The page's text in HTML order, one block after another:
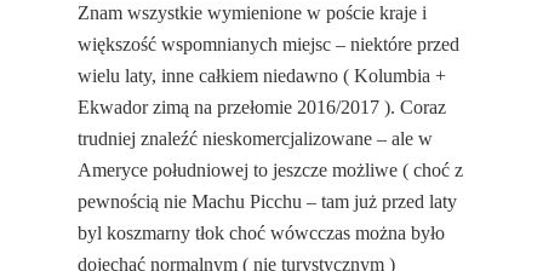
Znam wszystkie wymienione w poście kraje i
większość wspomnianych miejsc – niektóre przed
wielu laty, inne całkiem niedawno ( Kolumbia +
Ekwador zimą na przełomie 2016/2017 ). Coraz
trudniej znaleźć nieskomercjalizowane – ale w
Ameryce południowej to jeszcze możliwe ( choć z
pewnością nie Machu Picchu – tam już przed laty
byl koszmarny tłok choć wówcczas można było
dojechać normalnym ( nie turystycznym )